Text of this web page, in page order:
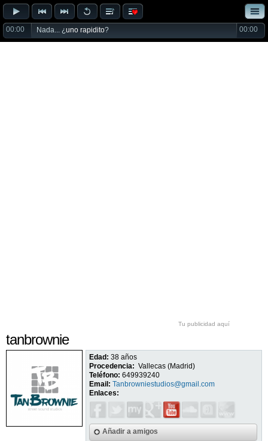
00:00 Nada... ¿uno rapidito? 00:00
Tu publicidad aquí
tanbrownie
Edad: 38 años
Procedencia: Vallecas (Madrid)
Teléfono: 649939240
Email: Tanbrowniestudios@gmail.com
Enlaces:
Añadir a amigos